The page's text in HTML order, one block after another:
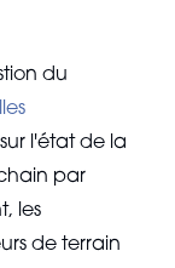
du
l'état de la
par
les
de terrain